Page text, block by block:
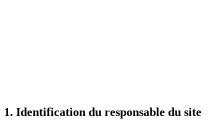
1. Identification du responsable du site